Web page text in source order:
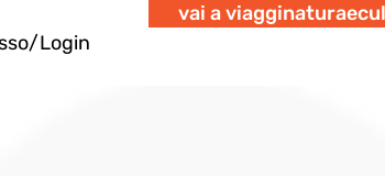
Login
vai a